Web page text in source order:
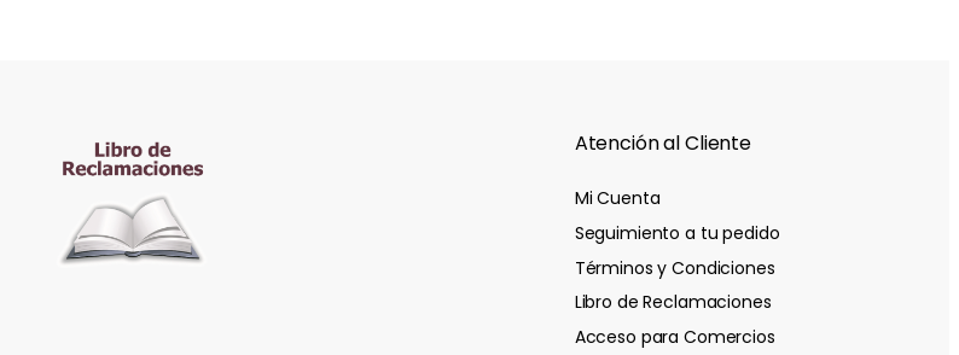
Atención al Cliente
Mi Cuenta
Seguimiento a tu pedido
Términos y Condiciones
Libro de Reclamaciones
Acceso para Comercios